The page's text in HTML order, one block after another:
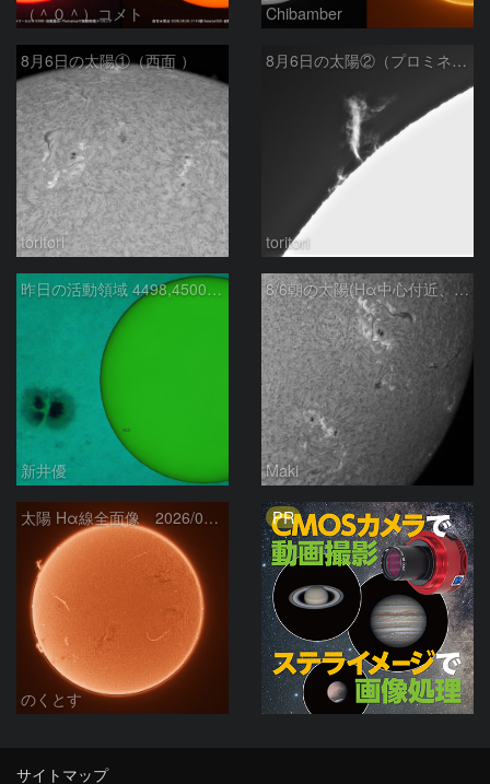
（＾０＾）コメト Chibamber
8月6日の太陽①（西面 ）
toritori
8月6日の太陽②（プロミネン北東縁 ）
toritori
昨日の活動領域 4498,4500：2026/08/05
新井優
8/6朝の太陽(Hα中心付近、4498、4502付近)
Maki
太陽 Hα線全面像 2026/08/06
のくとす
PR
サイトマップ